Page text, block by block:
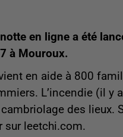
en ligne a été
à Mouroux.
en aide à 800
L’incendie (il y
des lieux.
sur leetchi.com.